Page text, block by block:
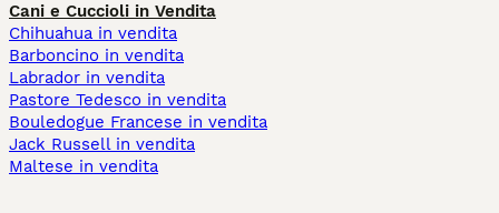
Cani e Cuccioli in Vendita
Chihuahua in vendita
Barboncino in vendita
Labrador in vendita
Pastore Tedesco in vendita
Bouledogue Francese in vendita
Jack Russell in vendita
Maltese in vendita